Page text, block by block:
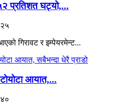
प्रतिशत घट्यो,...
गिरावट र इम्पेयरमेन्ट...
आयात,...